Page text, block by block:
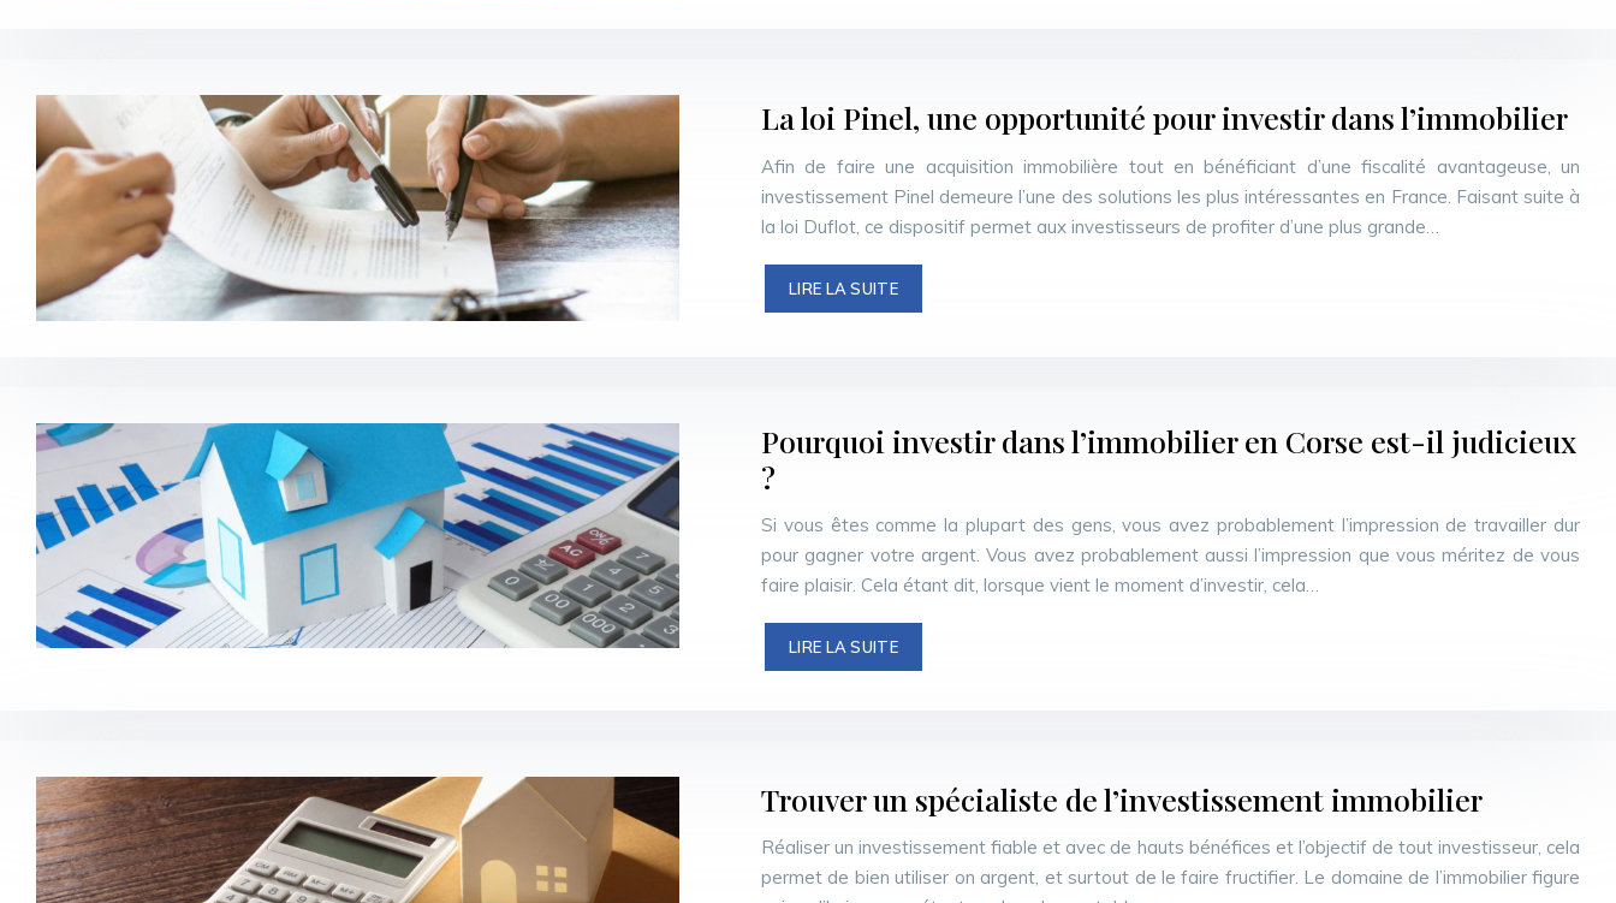
La loi Pinel, une opportunité pour investir dans l’immobilier
Afin de faire une acquisition immobilière tout en bénéficiant d’une fiscalité avantageuse, un
investissement Pinel demeure l’une des solutions les plus intéressantes en France. Faisant suite à
la loi Duflot, ce dispositif permet aux investisseurs de profiter d’une plus grande…
LIRE LA SUITE
Pourquoi investir dans l’immobilier en Corse est-il judicieux
?
Si vous êtes comme la plupart des gens, vous avez probablement l’impression de travailler dur
pour gagner votre argent. Vous avez probablement aussi l’impression que vous méritez de vous
faire plaisir. Cela étant dit, lorsque vient le moment d’investir, cela…
LIRE LA SUITE
Trouver un spécialiste de l’investissement immobilier
Réaliser un investissement fiable et avec de hauts bénéfices et l’objectif de tout investisseur, cela
permet de bien utiliser on argent, et surtout de le faire fructifier. Le domaine de l’immobilier figure